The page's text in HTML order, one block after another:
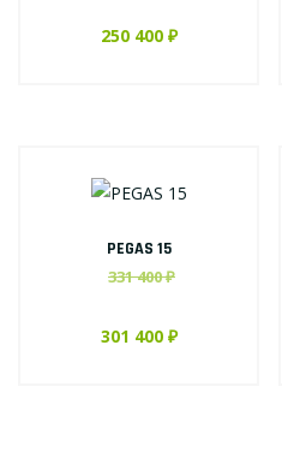
250 400 ₽
PEGAS 15
331 400 ₽
301 400 ₽